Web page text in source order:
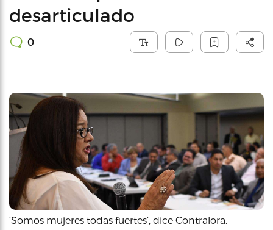
desarticulado
0
‘Somos mujeres todas fuertes’, dice Contralora.